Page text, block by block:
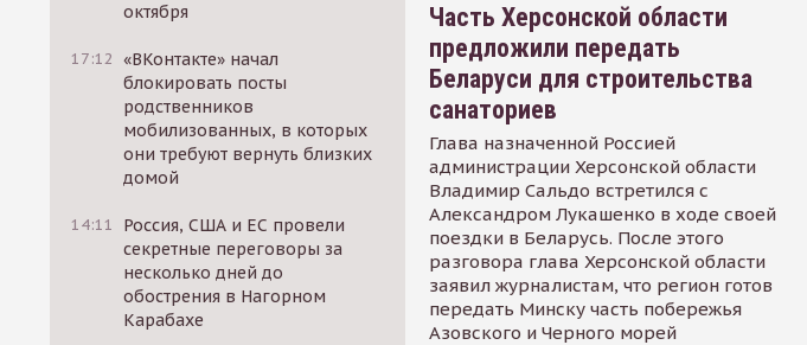
октября
17:12 «ВКонтакте» начал
блокировать посты
родственников
мобилизованных, в которых
они требуют вернуть близких
домой
14:11
Россия, США и ЕС провели
секретные переговоры за
несколько дней до
обострения в Нагорном
Карабахе
Часть Херсонской области
предложили передать
Беларуси для строительства
санаториев
Глава назначенной Россией
администрации Херсонской области
Владимир Сальдо встретился с
Александром Лукашенко в ходе своей
поездки в Беларусь. После этого
разговора глава Херсонской области
заявил журналистам, что регион готов
передать Минску часть побережья
Азовского и Черного морей